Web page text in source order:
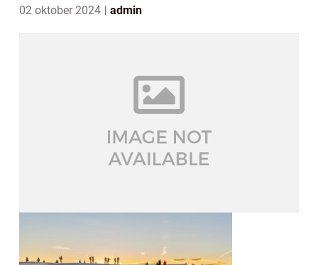
02 oktober 2024 admin